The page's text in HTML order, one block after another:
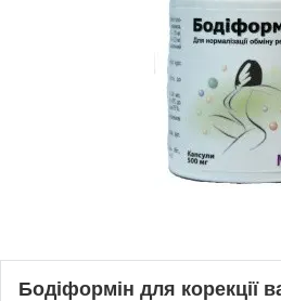
Бодіформін для корекції